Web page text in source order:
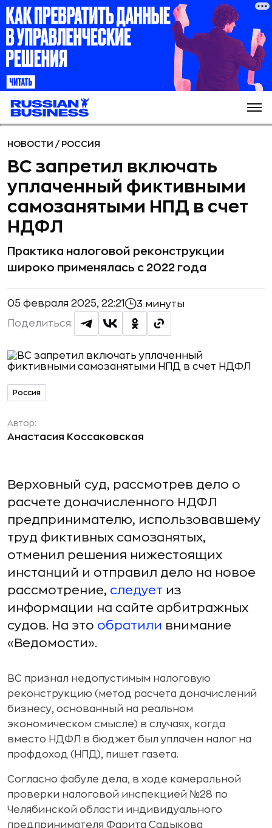
НОВОСТИ / РОССИЯ
ВС запретил включать
уплаченный фиктивными
самозанятыми НПД в счет
НДФЛ
Практика налоговой реконструкции
широко применялась с 2022 года
05 февраля 2025, 22:21 3 минуты
Поделиться:
Россия
Автор:
Анастасия Коссаковская
Верховный суд, рассмотрев дело о
расчете доначисленного НДФЛ
предпринимателю, использовавшему
труд фиктивных самозанятых,
отменил решения нижестоящих
инстанций и отправил дело на новое
рассмотрение, следует из
информации на сайте арбитражных
судов. На это обратили внимание
«Ведомости».
ВС признал недопустимым налоговую
реконструкцию (метод расчета доначислений
бизнесу, основанный на реальном
экономическом смысле) в случаях, когда
вместо НДФЛ в бюджет был уплачен налог на
профдоход (НПД), пишет газета.
Согласно фабуле дела, в ходе камеральной
проверки налоговой инспекцией №28 по
Челябинской области индивидуального
предпринимателя Фарита Садыкова